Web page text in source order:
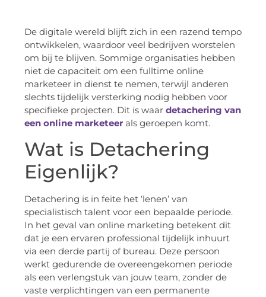
De digitale wereld blijft zich in een razend tempo
ontwikkelen, waardoor veel bedrijven worstelen
om bij te blijven. Sommige organisaties hebben
niet de capaciteit om een fulltime online
marketeer in dienst te nemen, terwijl anderen
slechts tijdelijk versterking nodig hebben voor
specifieke projecten. Dit is waar detachering van
een online marketeer als geroepen komt.
Wat is Detachering
Eigenlijk?
Detachering is in feite het ‘lenen’ van
specialistisch talent voor een bepaalde periode.
In het geval van online marketing betekent dit
dat je een ervaren professional tijdelijk inhuurt
via een derde partij of bureau. Deze persoon
werkt gedurende de overeengekomen periode
als een verlengstuk van jouw team, zonder de
vaste verplichtingen van een permanente